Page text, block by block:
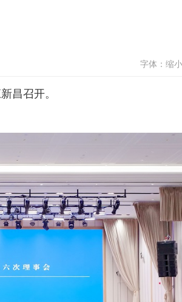
字体： 缩小
昌召开。